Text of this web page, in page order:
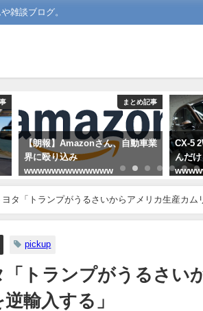
雑談ブログ。
まとめ記事
【朗報】Amazonさん、自動車業
界に殴り込み
wwwwwwwwwwwww
CX-5
んだ
ヨタ「トランプがうるさいからアメリカ生産カム
pickup
「トランプがうるさい
逆輸入する」